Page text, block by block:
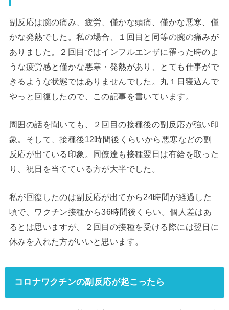
副反応は腕の痛み、疲労、僅かな頭痛、僅かな悪寒、僅
かな発熱でした。私の場合、１回目と同等の腕の痛みが
ありました。２回目ではインフルエンザに罹った時のよ
うな疲労感と僅かな悪寒・発熱があり、とても仕事がで
きるような状態ではありませんでした。丸１日寝込んで
やっと回復したので、この記事を書いています。
周囲の話を聞いても、２回目の接種後の副反応が強い印
象。そして、接種後12時間後くらいから悪寒などの副
反応が出ている印象。同僚達も接種翌日は有給を取った
り、祝日を当てている方が大半でした。
私が回復したのは副反応が出てから24時間が経過した
頃で、ワクチン接種から36時間後くらい。個人差はあ
るとは思いますが、２回目の接種を受ける際には翌日に
休みを入れた方がいいと思います。
コロナワクチンの副反応が起こったら